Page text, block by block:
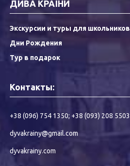
ДИВА КРАЇНИ
Экскурсии и туры для школьников
Дни Рождения
Тур в подарок
Контакты:
+38 (096) 754 1350; +38 (093) 208 5503
dyvakrainy@gmail.com
dyvakrainy.com